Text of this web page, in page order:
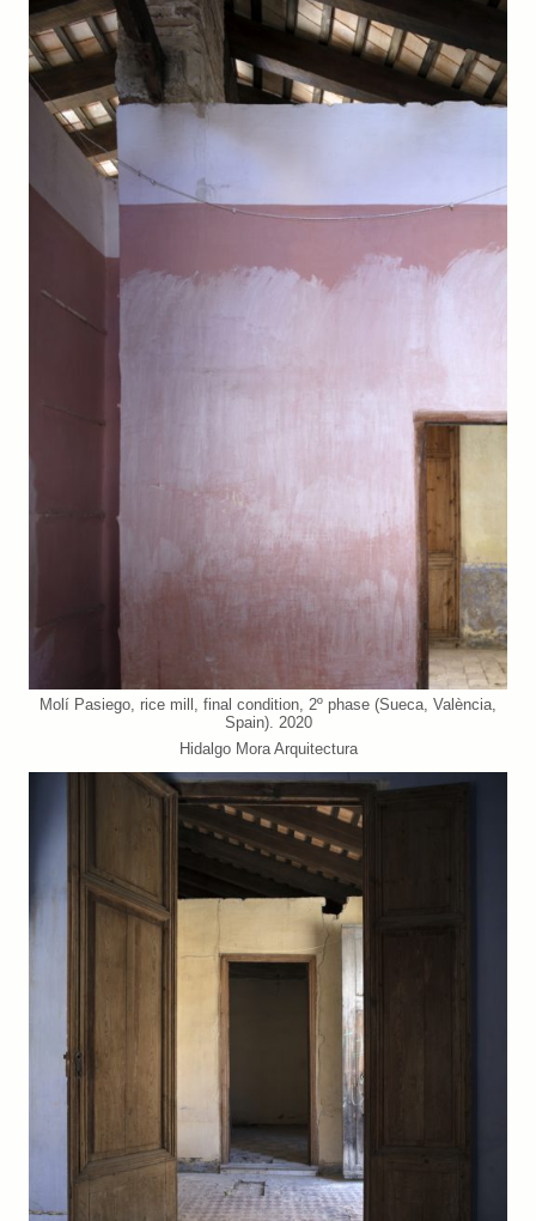
Molí Pasiego, rice mill, final condition, 2º phase (Sueca, València,
Spain). 2020
Hidalgo Mora Arquitectura